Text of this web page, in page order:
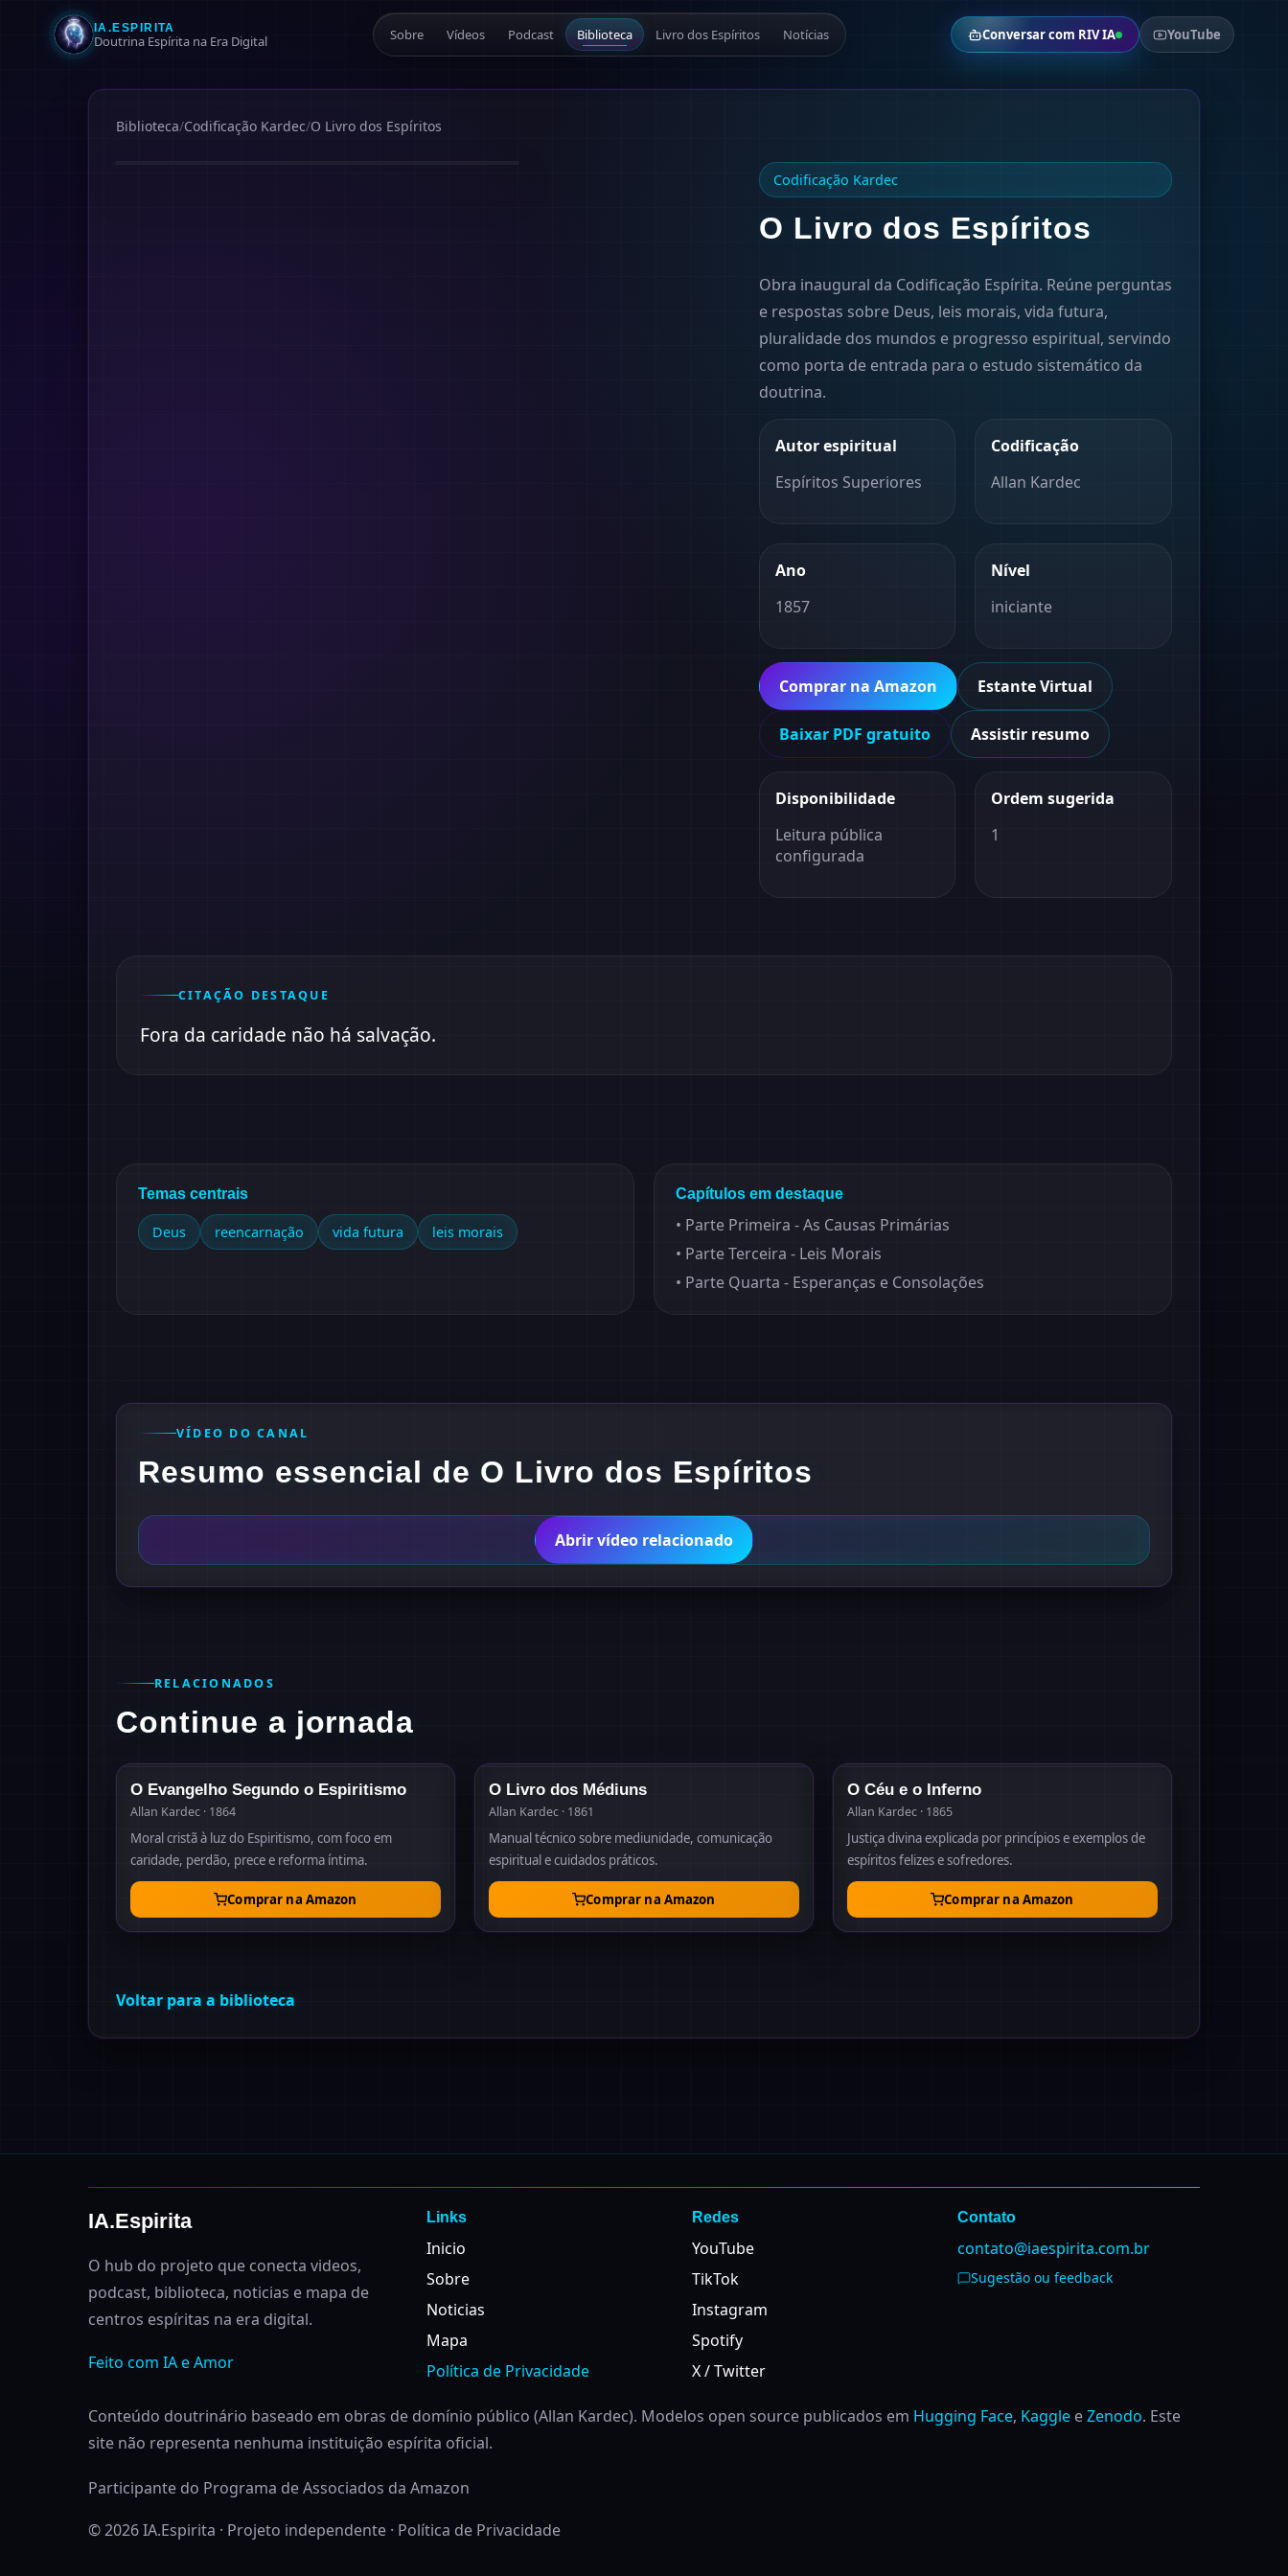
IA.ESPIRITA
Doutrina Espírita na Era Digital Sobre Vídeos Podcast Biblioteca Livro dos Espíritos Notícias Conversar com RIV IA YouTube
Biblioteca/Codificação Kardec/O Livro dos Espíritos
Codificação Kardec
O Livro dos Espíritos
Obra inaugural da Codificação Espírita. Reúne perguntas
e respostas sobre Deus, leis morais, vida futura,
pluralidade dos mundos e progresso espiritual, servindo
como porta de entrada para o estudo sistemático da
doutrina.
Autor espiritual
Espíritos Superiores
Codificação
Allan Kardec
Ano
1857
Nível
iniciante
Comprar na Amazon Estante Virtual
Baixar PDF gratuito Assistir resumo
Disponibilidade
Leitura pública
configurada
Ordem sugerida
1
CITAÇÃO DESTAQUE
Fora da caridade não há salvação.
Temas centrais
Deus reencarnação vida futura leis morais
Capítulos em destaque
• Parte Primeira - As Causas Primárias
• Parte Terceira - Leis Morais
• Parte Quarta - Esperanças e Consolações
VÍDEO DO CANAL
Resumo essencial de O Livro dos Espíritos
Abrir vídeo relacionado
RELACIONADOS
Continue a jornada
O Evangelho Segundo o Espiritismo
Allan Kardec · 1864
Moral cristã à luz do Espiritismo, com foco em
caridade, perdão, prece e reforma íntima.
Comprar na Amazon
O Livro dos Médiuns
Allan Kardec · 1861
Manual técnico sobre mediunidade, comunicação
espiritual e cuidados práticos.
Comprar na Amazon
O Céu e o Inferno
Allan Kardec · 1865
Justiça divina explicada por princípios e exemplos de
espíritos felizes e sofredores.
Comprar na Amazon
Voltar para a biblioteca
IA.Espirita
O hub do projeto que conecta videos,
podcast, biblioteca, noticias e mapa de
centros espíritas na era digital.
Feito com IA e Amor
Links
Inicio
Sobre
Noticias
Mapa
Política de Privacidade
Redes
YouTube
TikTok
Instagram
Spotify
X / Twitter
Contato
contato@iaespirita.com.br
Sugestão ou feedback
Conteúdo doutrinário baseado em obras de domínio público (Allan Kardec). Modelos open source publicados em Hugging Face, Kaggle eZenodo. Este
site não representa nenhuma instituição espírita oficial.
Participante do Programa de Associados da Amazon
© 2026 IA.Espirita · Projeto independente · Política de Privacidade